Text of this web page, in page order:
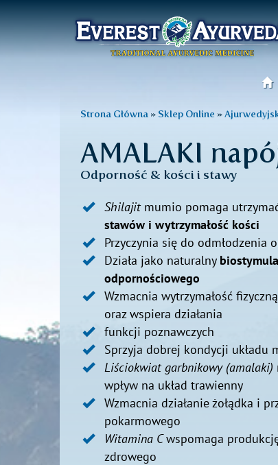
Menu
Jesteś
tutaj
Strona Główna » Sklep Online »
AMALAKI
Odporność & kości i stawy
Shilajit mumio pomaga
stawów i wytrzymałość kości
Przyczynia się do odmłodzenia
Działa jako naturalny
odpornościowego
Wzmacnia wytrzymałość
oraz wspiera działania
funkcji poznawczych
Sprzyja dobrej kondycji układu
Liściokwiat garbnikowy (amalaki)
wpływ na układ trawienny
Wzmacnia działanie żołądka i
pokarmowego
Witamina Cwspomaga
zdrowego